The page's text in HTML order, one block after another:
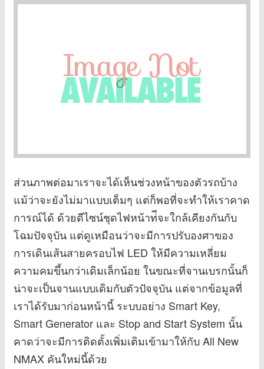
ส่วนภาพต่อมาเราจะได้เห็นช่วงหน้าของตัวรถบ้าง
แม้ว่าจะยังไม่มาแบบเต็มๆ แต่ก็พอที่จะทำให้เราคาด
การณ์ได้ ด้วยดีไซน์ชุดไฟหน้าท่ีจะใกล้เคียงกันกับ
โฉมปัจจุบัน แต่ดูเหมือนว่าจะมีการปรับองศาของ
การเดินเส้นสายครอบไฟ LED ให้มีความเหลี่ยม
ความคมขึ้นกว่าเดิมเล็กน้อย ในขณะที่จานเบรกนั้นก็
น่าจะเป็นจานแบบเดิมกับตัวปัจจุบัน แต่จากข้อมูลที่
เราได้รับมาก่อนหน้านี้ ระบบอย่าง Smart Key,
Smart Generator และ Stop and Start System นั้น
คาดว่าจะมีการติดตั้งเพิ่มเติมเข้ามาให้กับ All New
NMAX คันใหม่นี้ด้วย